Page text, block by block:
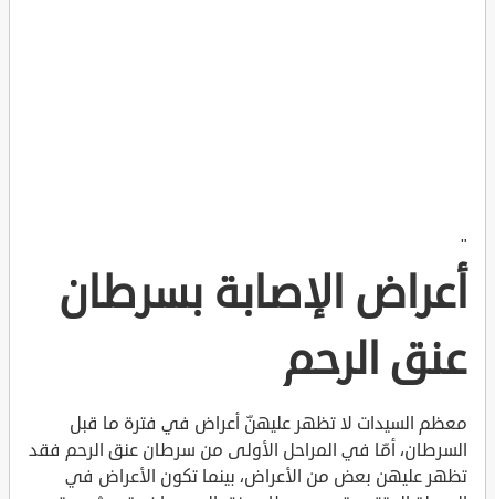
"
أعراض الإصابة بسرطان
عنق الرحم
معظم السيدات لا تظهر عليهنّ أعراض في فترة ما قبل
السرطان، أمّا في المراحل الأولى من سرطان عنق الرحم فقد
تظهر عليهن بعض من الأعراض، بينما تكون الأعراض في